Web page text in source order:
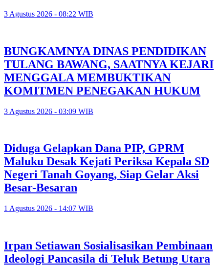
3 Agustus 2026 - 08:22 WIB
BUNGKAMNYA DINAS PENDIDIKAN
TULANG BAWANG, SAATNYA KEJARI
MENGGALA MEMBUKTIKAN
KOMITMEN PENEGAKAN HUKUM
3 Agustus 2026 - 03:09 WIB
Diduga Gelapkan Dana PIP, GPRM
Maluku Desak Kejati Periksa Kepala SD
Negeri Tanah Goyang, Siap Gelar Aksi
Besar-Besaran
1 Agustus 2026 - 14:07 WIB
Irpan Setiawan Sosialisasikan Pembinaan
Ideologi Pancasila di Teluk Betung Utara